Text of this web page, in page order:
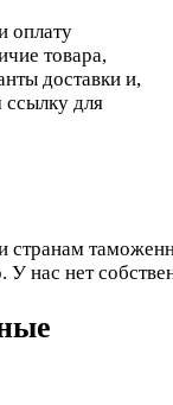
оплату
товара,
доставки и,
ссылку для
странам
нас нет